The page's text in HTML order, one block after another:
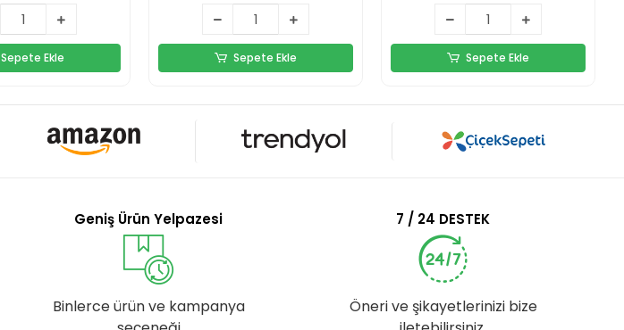
Sepete Ekle Sepete Ekle Sepete Ekle
Geniş Ürün Yelpazesi
Binlerce ürün ve kampanya
7 / 24 DESTEK
Öneri ve şikayetlerinizi bize